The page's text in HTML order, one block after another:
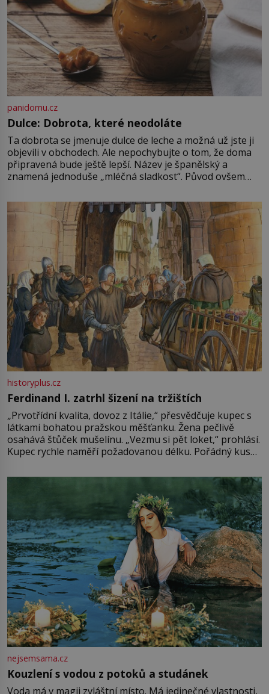
panidomu.cz
Dulce: Dobrota, které neodoláte
Ta dobrota se jmenuje dulce de leche a možná už jste ji
objevili v obchodech. Ale nepochybujte o tom, že doma
připravená bude ještě lepší. Název je španělský a
znamená jednoduše „mléčná sladkost“. Původ ovšem
pře hned několik latinskoamerických zemí a k tomu
Francie, kde se traduje,
historyplus.cz
Ferdinand I. zatrhl šizení na tržištích
„Prvotřídní kvalita, dovoz z Itálie,“ přesvědčuje kupec s
látkami bohatou pražskou měšťanku. Žena pečlivě
osahává štůček mušelínu. „Vezmu si pět loket,“ prohlásí.
Kupec rychle naměří požadovanou délku. Pořádný kus
milostpaní. Stačí jenom na sukni,“ zhodnotí švadlena
množství růžového mušelínu. „Ošidili vás, podívejte.“
Vezme do ruky dřevěnou
nejsemsama.cz
Kouzlení s vodou z potoků a studánek
Voda má v magii zvláštní místo. Má jedinečné vlastnosti,